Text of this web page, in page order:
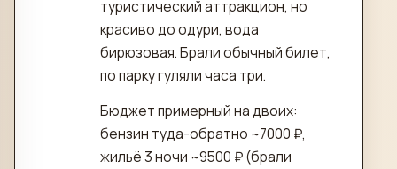
туристический аттракцион, но
красиво до одури, вода
бирюзовая. Брали обычный билет,
по парку гуляли часа три.
Бюджет примерный на двоих:
бензин туда-обратно ~7000 ₽,
жильё 3 ночи ~9500 ₽ (брали